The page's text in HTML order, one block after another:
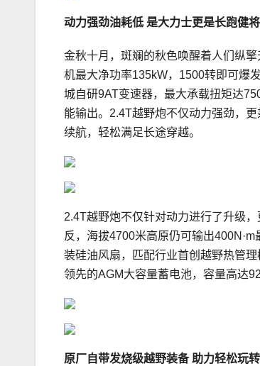
动力强劲油耗低 是大力士更是长跑健将
金秋十月，斑斓的秋色唤醒着人们纵
机最大净功率135kW，1500转即可爆
城自研9AT变速器，最大承载扭矩达
能输出。2.4T越野炮不仅动力强劲，
续航，轻松满足长途穿越。
2.4T越野炮不仅针对动力进行了升级
反，海拔4700米高原仍可输出
装硅油风扇，匹配行业首创越野热管
领先的AGM大容量蓄电池，容量高达
原厂自带发烧级越野装备 助力轻松玩